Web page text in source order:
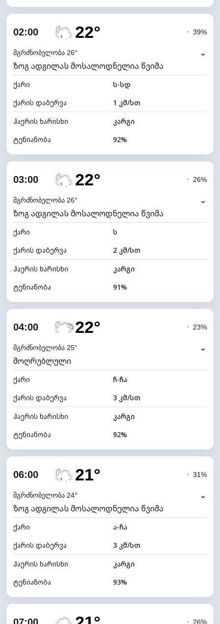
ღრუბლიანობა
ნამის წერტილი
ხილვადობა
10 კმ
განათების ინდექსი 0 (ბნელი)
ღრუბლის სიმაღლე 4400 მ
02:00 22°
მგრძნობელობა 26°
◔ 39%
⌄
ზოგ ადგილას მოსალოდნელია წვიმა
ქარი
ს-სდ
ქარის დაბერვა
1 კმ/სთ
ჰაერის ხარისხი
კარგი
ტენიანობა
92%
ღრუბლიანობა
ნამის წერტილი
ხილვადობა
10 კმ
განათების ინდექსი 0 (ბნელი)
ღრუბლის სიმაღლე 5040 მ
03:00 22°
მგრძნობელობა 26°
◔ 26%
⌄
ზოგ ადგილას მოსალოდნელია წვიმა
ქარი
ს
ქარის დაბერვა
2 კმ/სთ
ჰაერის ხარისხი
კარგი
ტენიანობა
91%
ღრუბლიანობა
ნამის წერტილი
ხილვადობა
განათების ინდექსი 0 (ბნელი)
ღრუბლის სიმაღლე 5760 მ
04:00 22°
მგრძნობელობა 25°
◔ 23%
⌄
მოღრუბლული
ქარი
ჩ-ჩა
ქარის დაბერვა
3 კმ/სთ
ჰაერის ხარისხი
კარგი
ტენიანობა
92%
ღრუბლიანობა
ნამის წერტილი
ხილვადობა
10 კმ
განათების ინდექსი 0 (ბნელი)
ღრუბლის სიმაღლე 6480 მ
06:00 21°
მგრძნობელობა 24°
◔ 31%
⌄
ზოგ ადგილას მოსალოდნელია წვიმა
ქარი
ა-ჩა
ქარის დაბერვა
3 კმ/სთ
ჰაერის ხარისხი
კარგი
ტენიანობა
93%
ღრუბლიანობა
◔ 26%